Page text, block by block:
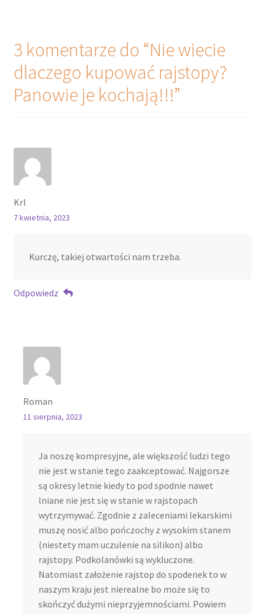
3 komentarze do “Nie wiecie
dlaczego kupować rajstopy?
Panowie je kochają!!!”
Krl
7 kwietnia, 2023
Kurczę, takiej otwartości nam trzeba.
Odpowiedz
Roman
11 sierpnia, 2023
Ja noszę kompresyjne, ale większość ludzi tego
nie jest w stanie tego zaakceptować. Najgorsze
są okresy letnie kiedy to pod spodnie nawet
lniane nie jest się w stanie w rajstopach
wytrzymywać. Zgodnie z zaleceniami lekarskimi
muszę nosić albo pończochy z wysokim stanem
(niestety mam uczulenie na silikon) albo
rajstopy. Podkolanówki są wykluczone.
Natomiast założenie rajstop do spodenek to w
naszym kraju jest nierealne bo może się to
skończyć dużymi nieprzyjemnościami. Powiem